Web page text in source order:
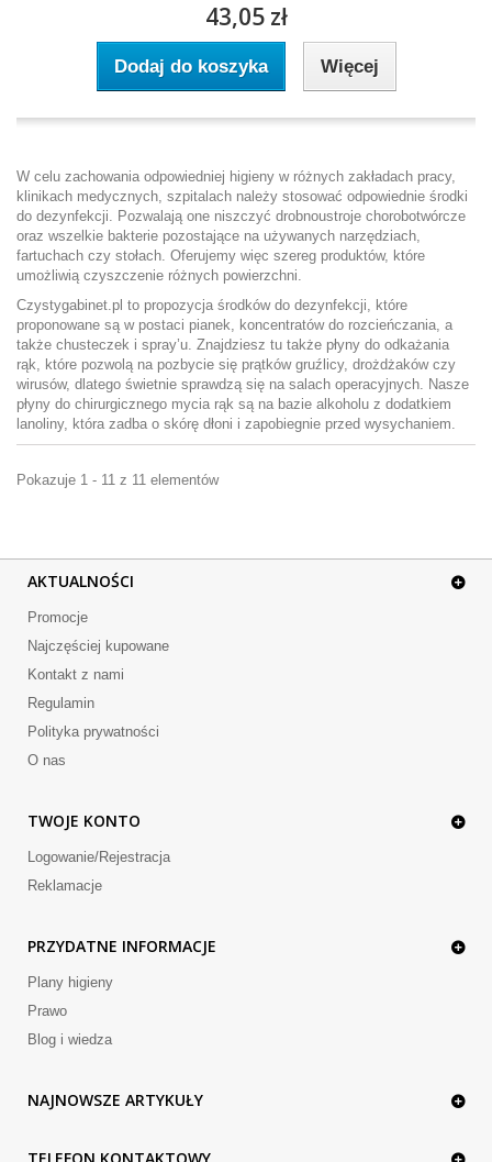
43,05 zł
Dodaj do koszyka Więcej
W celu zachowania odpowiedniej higieny w różnych zakładach pracy,
klinikach medycznych, szpitalach należy stosować odpowiednie środki
do dezynfekcji. Pozwalają one niszczyć drobnoustroje chorobotwórcze
oraz wszelkie bakterie pozostające na używanych narzędziach,
fartuchach czy stołach. Oferujemy więc szereg produktów, które
umożliwią czyszczenie różnych powierzchni.
Czystygabinet.pl to propozycja środków do dezynfekcji, które
proponowane są w postaci pianek, koncentratów do rozcieńczania, a
także chusteczek i spray’u. Znajdziesz tu także płyny do odkażania
rąk, które pozwolą na pozbycie się prątków gruźlicy, drożdżaków czy
wirusów, dlatego świetnie sprawdzą się na salach operacyjnych. Nasze
płyny do chirurgicznego mycia rąk są na bazie alkoholu z dodatkiem
lanoliny, która zadba o skórę dłoni i zapobiegnie przed wysychaniem.
Pokazuje 1 - 11 z 11 elementów
AKTUALNOŚCI
Promocje
Najczęściej kupowane
Kontakt z nami
Regulamin
Polityka prywatności
O nas
TWOJE KONTO
Logowanie/Rejestracja
Reklamacje
PRZYDATNE INFORMACJE
Plany higieny
Prawo
Blog i wiedza
NAJNOWSZE ARTYKUŁY